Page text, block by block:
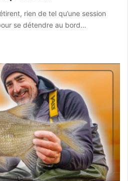
rien de tel qu’une session
se détendre au bord…